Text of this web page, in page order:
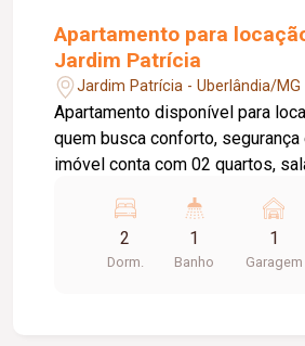
Apartamento para
Jardim Patrícia
Jardim Patrícia - Uberlândia/MG
Apartamento disponível para
quem busca conforto, segurança
imóvel conta com 02 quartos,
banheiro social e 01 vaga de
condomínio oferece uma
com portaria 24 horas, gás
2
Dorm.
1
Banho
1
Garagem